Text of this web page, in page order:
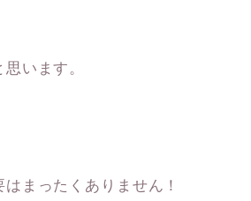
います。
まったくありません！